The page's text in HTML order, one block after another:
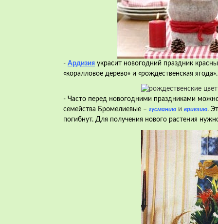
- Ардизия украсит новогодний праздник
«коралловое дерево» и «рождественская ягода».
- Часто перед новогодними праздниками
семейства Бромелиевые – гусманию и вриезию.
погибнут. Для получения нового растения